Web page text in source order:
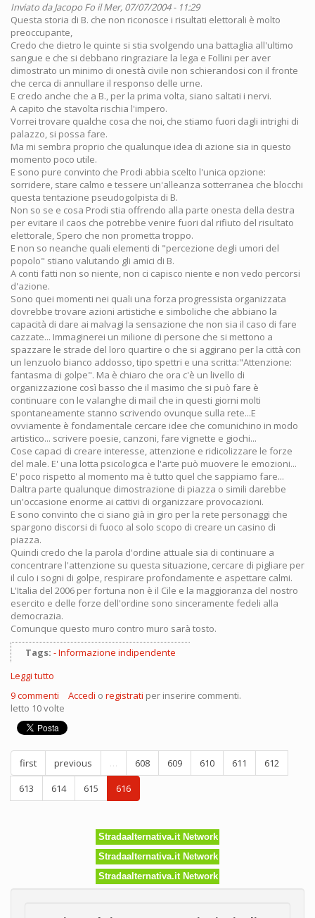
Inviato daJacopo Fo il Mer, 07/07/2004 - 11:29
Questa storia di B. che non riconosce i risultati elettorali è molto
preoccupante,
Credo che dietro le quinte si stia svolgendo una battaglia all'ultimo
sangue e che si debbano ringraziare la lega e Follini per aver
dimostrato un minimo di onestà civile non schierandosi con il fronte
che cerca di annullare il responso delle urne.
E credo anche che a B., per la prima volta, siano saltati i nervi.
A capito che stavolta rischia l'impero.
Vorrei trovare qualche cosa che noi, che stiamo fuori dagli intrighi di
palazzo, si possa fare.
Ma mi sembra proprio che qualunque idea di azione sia in questo
momento poco utile.
E sono pure convinto che Prodi abbia scelto l'unica opzione:
sorridere, stare calmo e tessere un'alleanza sotterranea che blocchi
questa tentazione pseudogolpista di B.
Non so se e cosa Prodi stia offrendo alla parte onesta della destra
per evitare il caos che potrebbe venire fuori dal rifiuto del risultato
elettorale, Spero che non prometta troppo.
E non so neanche quali elementi di "percezione degli umori del
popolo" stiano valutando gli amici di B.
A conti fatti non so niente, non ci capisco niente e non vedo percorsi
d'azione.
Sono quei momenti nei quali una forza progressista organizzata
dovrebbe trovare azioni artistiche e simboliche che abbiano la
capacità di dare ai malvagi la sensazione che non sia il caso di fare
cazzate... Immaginerei un milione di persone che si mettono a
spazzare le strade del loro quartire o che si aggirano per la città con
un lenzuolo bianco addosso, tipo spettri e una scritta:"Attenzione:
fantasma di golpe". Ma è chiaro che ora c'è un livello di
organizzazione così basso che il masimo che si può fare è
continuare con le valanghe di mail che in questi giorni molti
spontaneamente stanno scrivendo ovunque sulla rete...E
ovviamente è fondamentale cercare idee che comunichino in modo
artistico... scrivere poesie, canzoni, fare vignette e giochi...
Cose capaci di creare interesse, attenzione e ridicolizzare le forze
del male. E' una lotta psicologica e l'arte può muovere le emozioni...
E' poco rispetto al momento ma è tutto quel che sappiamo fare...
Daltra parte qualunque dimostrazione di piazza o simili darebbe
un'occasione enorme ai cattivi di organizzare provocazioni.
E sono convinto che ci siano già in giro per la rete personaggi che
spargono discorsi di fuoco al solo scopo di creare un casino di
piazza.
Quindi credo che la parola d'ordine attuale sia di continuare a
concentrare l'attenzione su questa situazione, cercare di pigliare per
il culo i sogni di golpe, respirare profondamente e aspettare calmi.
L'Italia del 2006 per fortuna non è il Cile e la maggioranza del nostro
esercito e delle forze dell'ordine sono sinceramente fedeli alla
democrazia.
Comunque questo muro contro muro sarà tosto.
Tags:
Informazione indipendente
Leggi tutto
situazione
è
grave?
9 commenti Accedi o registrati per inserire commenti.
letto 10 volte
first previous … 608 609 610 611
612
613
614 615 616
Stradaalternativa.it Network
Stradaalternativa.it Network
Stradaalternativa.it Network